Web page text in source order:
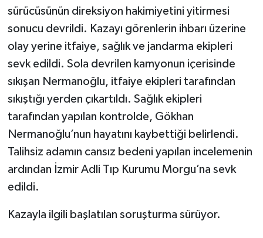
sürücüsünün direksiyon hakimiyetini yitirmesi
sonucu devrildi. Kazayı görenlerin ihbarı üzerine
olay yerine itfaiye, sağlık ve jandarma ekipleri
sevk edildi. Sola devrilen kamyonun içerisinde
sıkışan Nermanoğlu, itfaiye ekipleri tarafından
sıkıştığı yerden çıkartıldı. Sağlık ekipleri
tarafından yapılan kontrolde, Gökhan
Nermanoğlu’nun hayatını kaybettiği belirlendi.
Talihsiz adamın cansız bedeni yapılan incelemenin
ardından İzmir Adli Tıp Kurumu Morgu’na sevk
edildi.
Kazayla ilgili başlatılan soruşturma sürüyor.